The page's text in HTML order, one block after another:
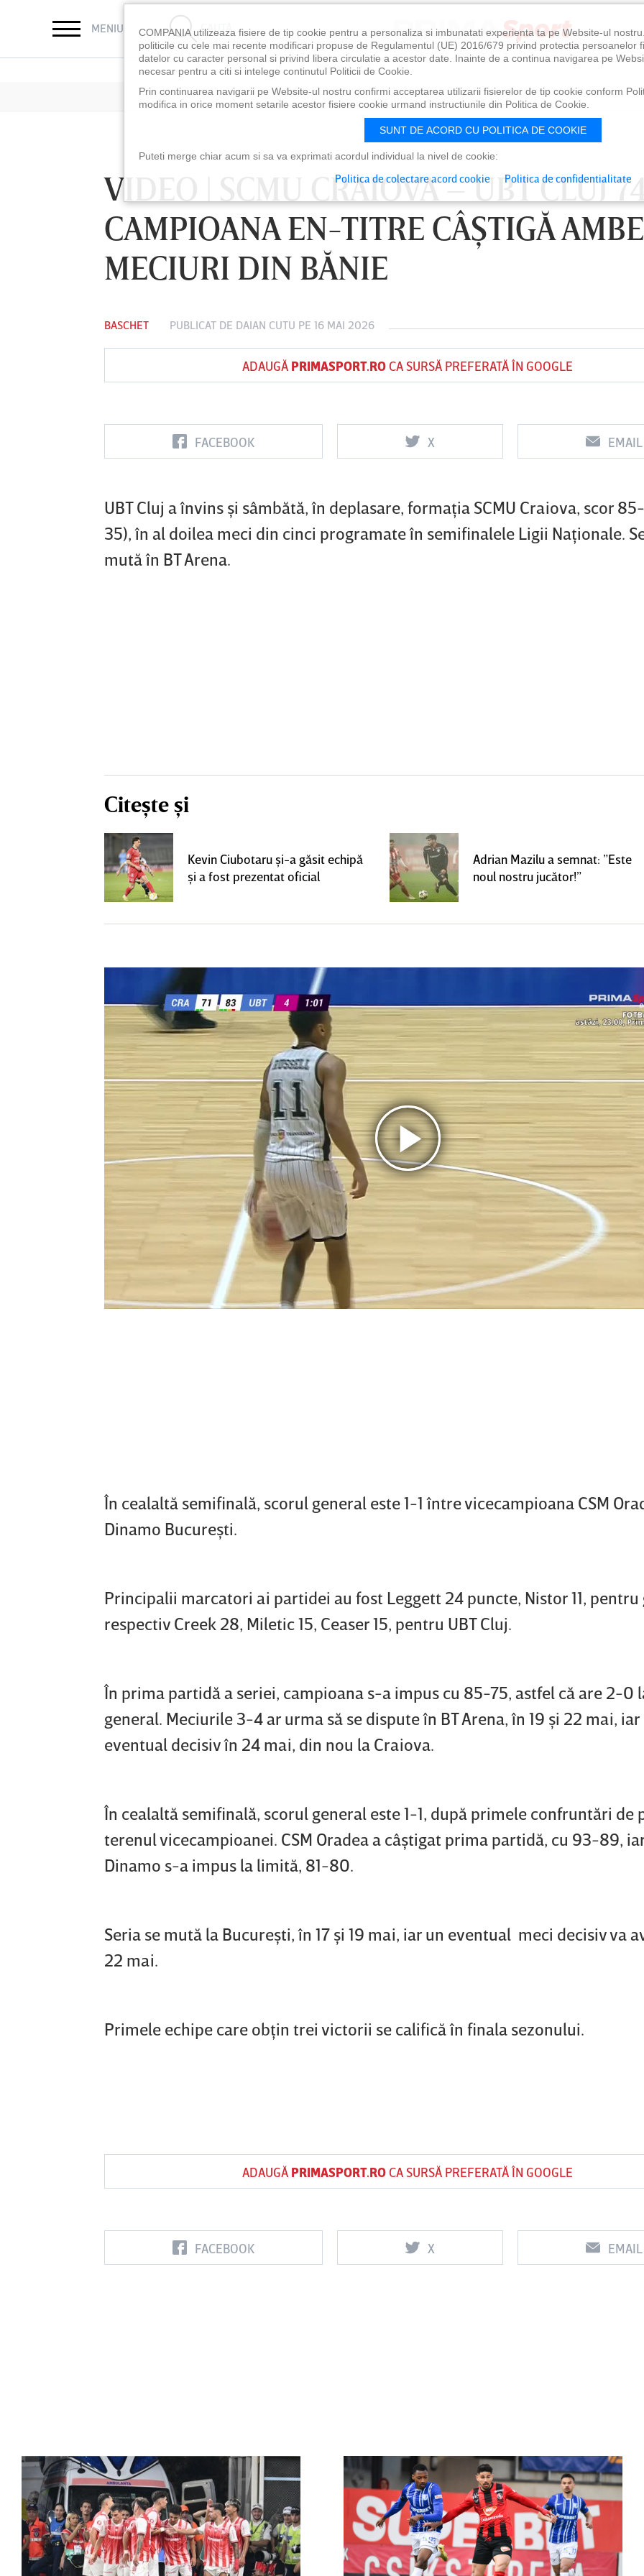
MENIU CAUTĂ
VIDEO | SCMU CRAIOVA – UBT CLUJ
CAMPIOANA EN-TITRE CÂŞTIGĂ
MECIURI DIN BĂNIE
BASCHET PUBLICAT DE DAIAN CUTU PE 16 MAI 2026
ADAUGĂ PRIMASPORT.ROCA SURSĂ PREFERATĂ ÎN GOOGLE
FACEBOOK X EMAIL
UBT Cluj a învins şi sâmbătă, în deplasare, formaţia SCMU Craiova, scor
35), în al doilea meci din cinci programate în semifinalele Ligii Naţionale.
mută în BT Arena.
Citește și
Kevin Ciubotaru şi-a găsit echipă
şi a fost prezentat oficial
Adrian Mazilu a semnat: ”Este
noul nostru jucător!”
În cealaltă semifinală, scorul general este 1-1 între vicecampioana CSM
Dinamo Bucureşti.
Principalii marcatori ai partidei au fost Leggett 24 puncte, Nistor 11, pentru
respectiv Creek 28, Miletic 15, Ceaser 15, pentru UBT Cluj.
În prima partidă a seriei, campioana s-a impus cu 85-75, astfel că are 2-0
general. Meciurile 3-4 ar urma să se dispute în BT Arena, în 19 şi 22 mai, iar
eventual decisiv în 24 mai, din nou la Craiova.
În cealaltă semifinală, scorul general este 1-1, după primele confruntări de
terenul vicecampioanei. CSM Oradea a câştigat prima partidă, cu 93-89,
Dinamo s-a impus la limită, 81-80.
Seria se mută la Bucureşti, în 17 şi 19 mai, iar un eventual meci decisiv va
22 mai.
Primele echipe care obţin trei victorii se califică în finala sezonului.
ADAUGĂ PRIMASPORT.ROCA SURSĂ PREFERATĂ ÎN GOOGLE
FACEBOOK X EMAIL
FC Botoşani
Vs
Corvinul
Hunedoara
Sepsi OSK Sf
Vs
FCSB UTA Arad
0
Vs
Rapid
0
COMPANIA utilizeaza fisiere de tip cookie pentru a personaliza si imbunatati experienta ta pe Website-ul
politicile cu cele mai recente modificari propuse de Regulamentul (UE) 2016/679 privind protectia persoanelor
datelor cu caracter personal si privind libera circulatie a acestor date. Inainte de a continua navigarea pe
necesar pentru a citi si intelege continutul Politicii de Cookie.
Prin continuarea navigarii pe Website-ul nostru confirmi acceptarea utilizarii fisierelor de tip cookie conform
modifica in orice moment setarile acestor fisiere cookie urmand instructiunile din Politica de Cookie.
SUNT DE ACORD CU POLITICA DE COOKIE
Puteti merge chiar acum si sa va exprimati acordul individual la nivel de cookie:
Politica de colectare acord cookie Politica de confidentialitate